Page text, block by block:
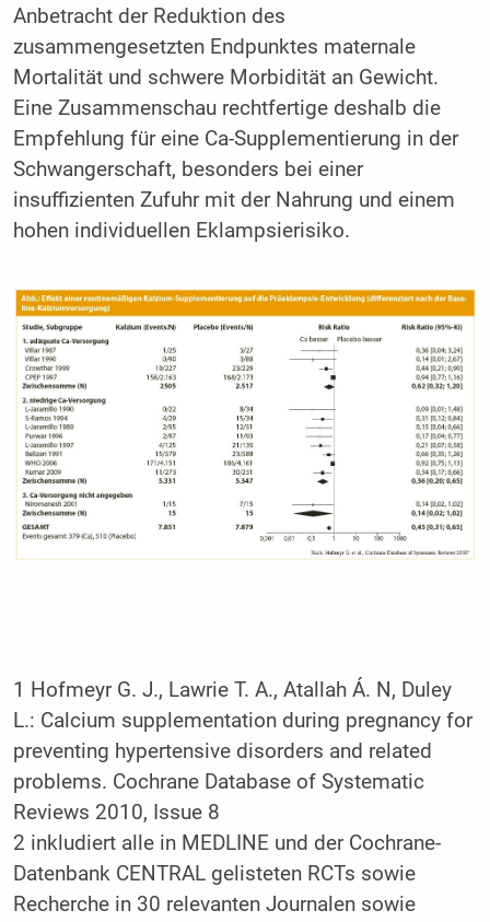
Anbetracht der Reduktion des
zusammengesetzten Endpunktes maternale
Mortalität und schwere Morbidität an Gewicht.
Eine Zusammenschau rechtfertige deshalb die
Empfehlung für eine Ca-Supplementierung in der
Schwangerschaft, besonders bei einer
insuffizienten Zufuhr mit der Nahrung und einem
hohen individuellen Eklampsierisiko.
1 Hofmeyr G. J., Lawrie T. A., Atallah Á. N, Duley
L.: Calcium supplementation during pregnancy for
preventing hypertensive disorders and related
problems. Cochrane Database of Systematic
Reviews 2010, Issue 8
2 inkludiert alle in MEDLINE und der Cochrane-
Datenbank CENTRAL gelisteten RCTs sowie
Recherche in 30 relevanten Journalen sowie